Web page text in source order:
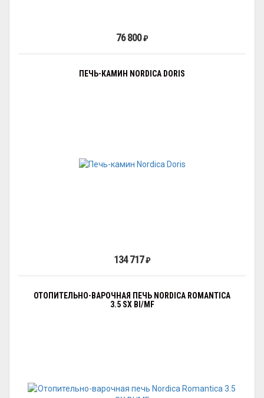
76 800₽
ПЕЧЬ-КАМИН NORDICA DORIS
134 717₽
ОТОПИТЕЛЬНО-ВАРОЧНАЯ ПЕЧЬ NORDICA ROMANTICA
3.5 SX BI/MF